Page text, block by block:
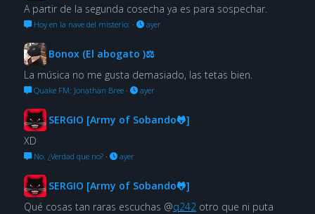
A partir de la segunda cosecha ya es para sospechar.
Hoy en la nave del misterio: · ayer
Bonox (El abogato )⚖
La música no me gusta demasiado, las tetas bien.
Quake FM: Jonathan Bree· ayer
SERGIO [Army of Sobando🐸]
XD
No. ¿Verdad que no?· ayer
SERGIO [Army of Sobando🐸]
Qué cosas tan raras escuchas @q242 otro que ni puta